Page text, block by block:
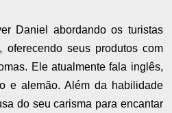
Daniel abordando os turistas
seus produtos com
Ele atualmente fala inglês,
e alemão. Além da habilidade
do seu carisma para encantar